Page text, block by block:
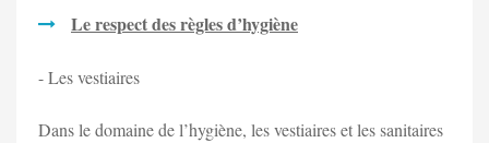
Le respect des règles d’hygiène
- Les vestiaires
Dans le domaine de l’hygiène, les vestiaires et les sanitaires